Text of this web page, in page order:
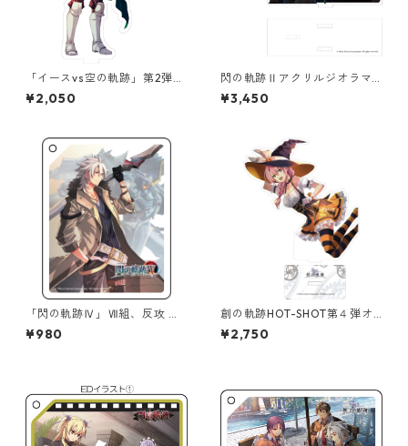
「イースvs空の軌跡」第2弾オ
ーロラアクリルスタンド
¥2,050
閃の軌跡Ⅱアクリルジオラマ
（CallMyName蒼）
¥3,450
「閃の軌跡Ⅳ」Ⅶ組、反攻 第2
弾 極厚アクリルキーチェーン
¥980
創の軌跡HOT-SHOT第４弾オ
ーロラアクリルスタンド
¥2,750